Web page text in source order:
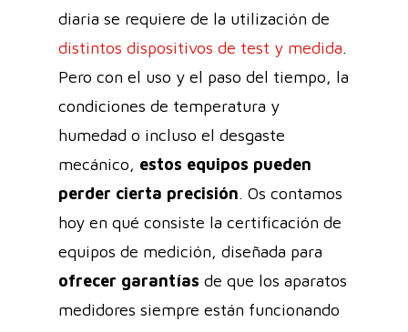
diaria se requiere de la utilización de
distintos dispositivos de test y medida.
Pero con el uso y el paso del tiempo, la
condiciones de temperatura y
humedad o incluso el desgaste
mecánico, estos equipos pueden
perder cierta precisión. Os contamos
hoy en qué consiste la certificación de
equipos de medición, diseñada para
ofrecer garantías de que los aparatos
medidores siempre están funcionando